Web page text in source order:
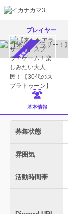
プレイヤー
メンバー募集中
基本情報
募集状態
雰囲気
活動時間帯